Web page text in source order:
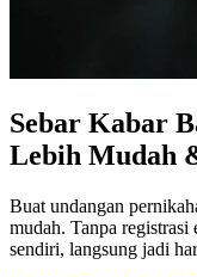
Sebar Kabar
Lebih Mudah
Buat undangan
mudah. Tanpa
sendiri, langsung jadi